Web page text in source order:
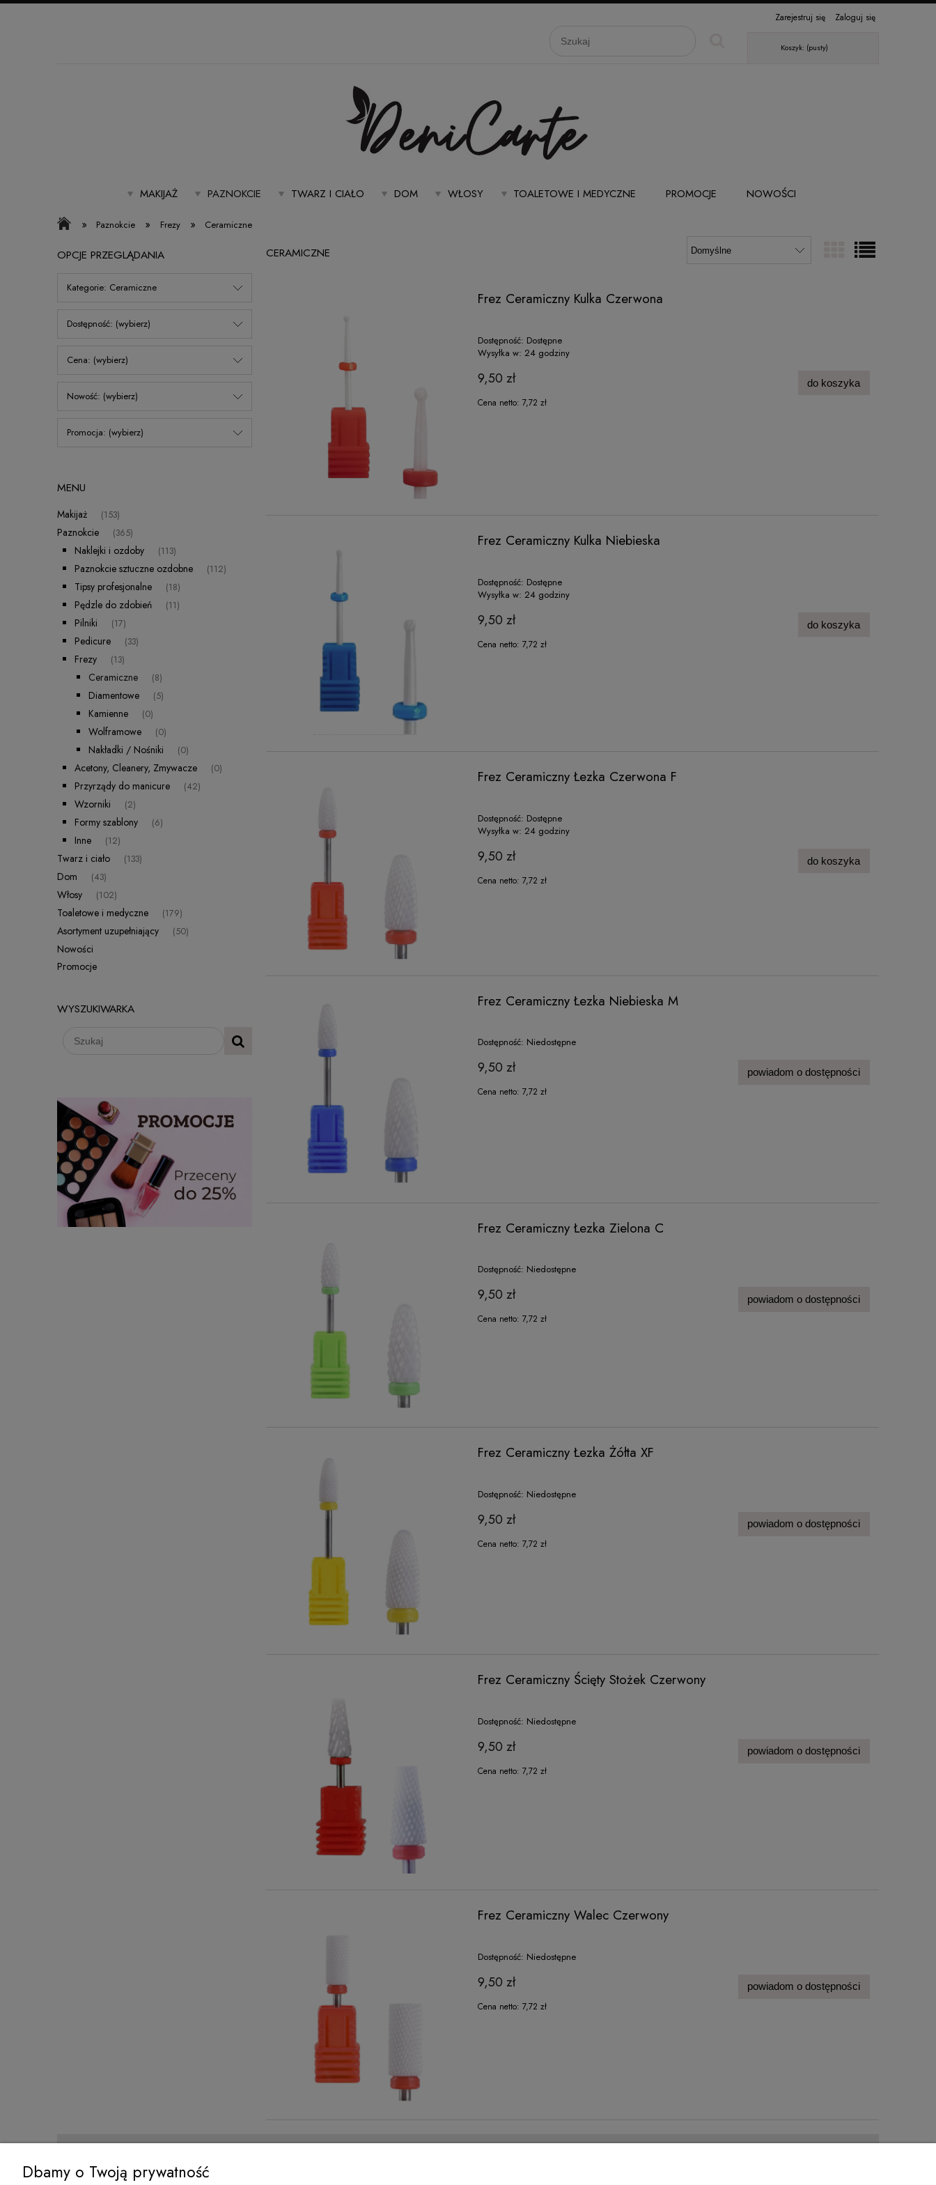
Zarejestruj się Zaloguj się
Koszyk: (pusty)
MAKIJAŻ PAZNOKCIE TWARZ I CIAŁO DOM WŁOSY TOALETOWE I MEDYCZNE PROMOCJE NOWOŚCI
» Paznokcie » Frezy » Ceramiczne
OPCJE PRZEGLĄDANIA
Kategorie: Ceramiczne
Dostępność: (wybierz)
Cena: (wybierz)
Nowość: (wybierz)
Promocja: (wybierz)
MENU
Makijaż (153)
Paznokcie (365)
Naklejki i ozdoby (113)
Paznokcie sztuczne ozdobne (112)
Tipsy profesjonalne (18)
Pędzle do zdobień (11)
Pilniki (17)
Pedicure (33)
Frezy (13)
Ceramiczne (8)
Diamentowe (5)
Kamienne (0)
Wolframowe (0)
Nakładki / Nośniki (0)
Acetony, Cleanery, Zmywacze (0)
Przyrządy do manicure (42)
Wzorniki (2)
Formy szablony (6)
Inne (12)
Twarz i ciało (133)
Dom (43)
Włosy (102)
Toaletowe i medyczne (179)
Asortyment uzupełniający (50)
Nowości
Promocje
WYSZUKIWARKA
CERAMICZNE
Frez Ceramiczny Kulka Czerwona
Dostępność: Dostępne
Wysyłka w: 24 godziny
9,50 zł
Cena netto: 7,72 zł
do koszyka
Frez Ceramiczny Kulka Niebieska
Dostępność: Dostępne
Wysyłka w: 24 godziny
9,50 zł
Cena netto: 7,72 zł
do koszyka
Frez Ceramiczny Łezka Czerwona F
Dostępność: Dostępne
Wysyłka w: 24 godziny
9,50 zł
Cena netto: 7,72 zł
do koszyka
Frez Ceramiczny Łezka Niebieska M
Dostępność: Niedostępne
9,50 zł
Cena netto: 7,72 zł
powiadom o dostępności
Frez Ceramiczny Łezka Zielona C
Dostępność: Niedostępne
9,50 zł
Cena netto: 7,72 zł
powiadom o dostępności
Frez Ceramiczny Łezka Żółta XF
Dostępność: Niedostępne
9,50 zł
Cena netto: 7,72 zł
powiadom o dostępności
Frez Ceramiczny Ścięty Stożek Czerwony
Dostępność: Niedostępne
9,50 zł
Cena netto: 7,72 zł
powiadom o dostępności
Frez Ceramiczny Walec Czerwony
Dostępność: Niedostępne
9,50 zł
Cena netto: 7,72 zł
powiadom o dostępności
O firmie
Dbamy o Twoją prywatność